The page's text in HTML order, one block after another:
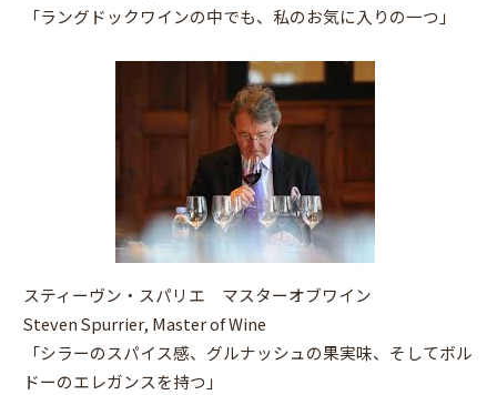
「ラングドックワインの中でも、私のお気に入りの一つ」
スティーヴン・スパリエ マスターオブワイン
Steven Spurrier, Master of Wine
「シラーのスパイス感、グルナッシュの果実味、そしてボル
ドーのエレガンスを持つ」